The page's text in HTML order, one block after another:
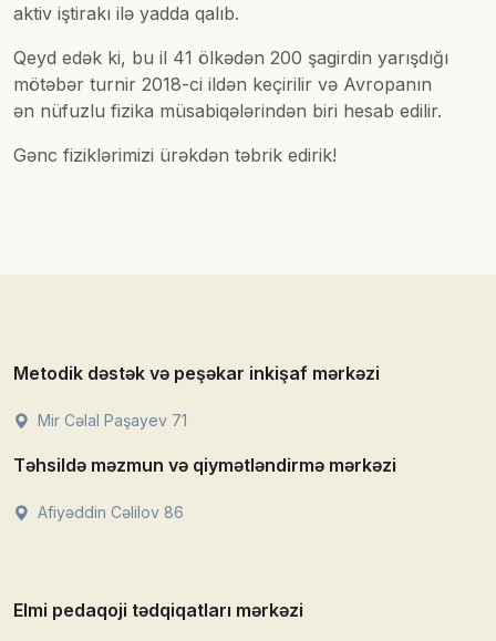
aktiv iştirakı ilə yadda qalıb.
Qeyd edək ki, bu il 41 ölkədən 200 şagirdin yarışdığı
mötəbər turnir 2018-ci ildən keçirilir və Avropanın
ən nüfuzlu fizika müsabiqələrindən biri hesab edilir.
Gənc fiziklərimizi ürəkdən təbrik edirik!
Metodik dəstək və peşəkar inkişaf mərkəzi
Mir Cəlal Paşayev 71
Təhsildə məzmun və qiymətləndirmə mərkəzi
Afiyəddin Cəlilov 86
Elmi pedaqoji tədqiqatları mərkəzi